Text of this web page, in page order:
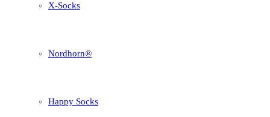
X-Socks
Nordhorn®
Happy Socks